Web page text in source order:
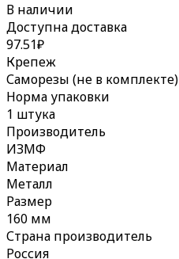
В наличии
Доступна доставка
97.51₽
Крепеж
Саморезы (не в комплекте)
Норма упаковки
1 штука
Производитель
ИЗМФ
Материал
Металл
Размер
160 мм
Страна производитель
Россия